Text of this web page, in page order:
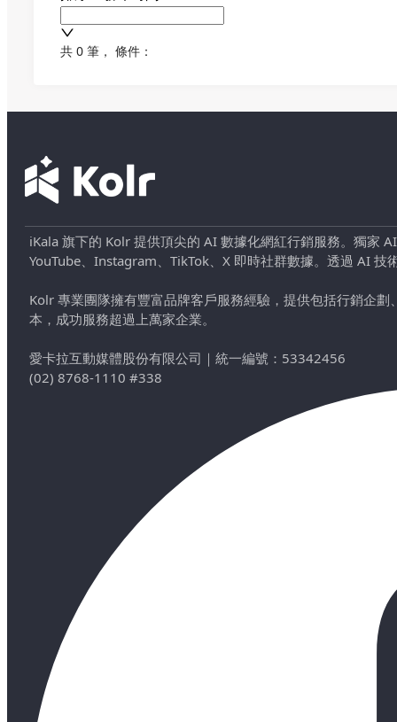
共 0 筆 ， 條件：
iKala 旗下的 Kolr 提供頂尖的 AI 數據化網紅行銷服務。獨家
YouTube、Instagram、TikTok、X 即時社群數據。透過 AI
Kolr 專業團隊擁有豐富品牌客戶服務經驗，提供包括行銷企
本，成功服務超過上萬家企業。
愛卡拉互動媒體股份有限公司 ｜ 統一編號：53342456
(02) 8768-1110 #338